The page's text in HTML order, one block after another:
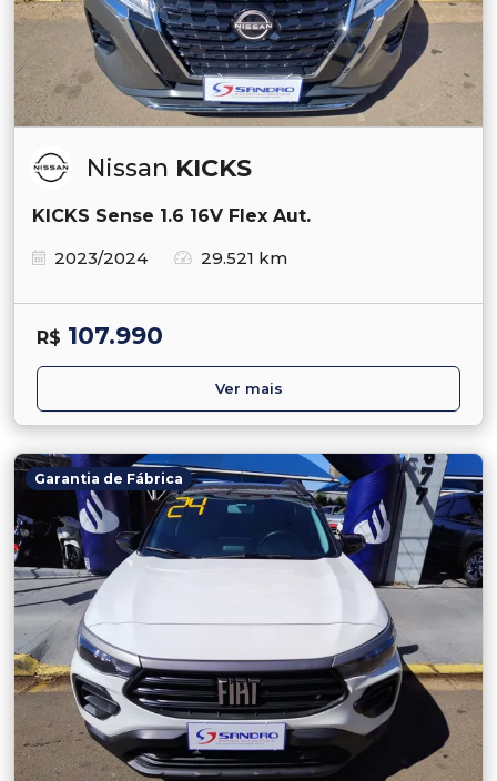
Nissan KICKS
KICKS Sense 1.6 16V Flex Aut.
2023/2024
29.521 km
R$ 107.990
Ver mais
Garantia de Fábrica